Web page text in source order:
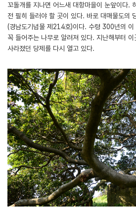
꼬돌개를 지나면 어느새 대항마을이 눈앞이다.
전 필히 들러야 할 곳이 있다. 바로 대매물도의
(경남도기념물 제214호)이다. 수령 300년의 이
꼭 들어주는 나무로 알려져 있다. 지난해부터
사라졌던 당제를 다시 열고 있다.